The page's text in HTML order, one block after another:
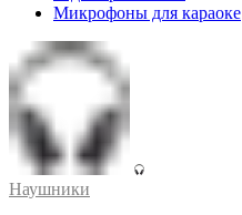
Микрофоны для караоке
Наушники